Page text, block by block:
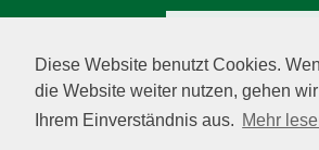
Diese Website benutzt Cookies.
die Website weiter nutzen, gehen
Ihrem Einverständnis aus. Mehr